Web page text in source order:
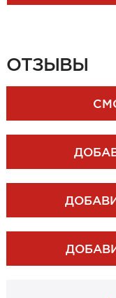
ЗАКАЗАТЬ
ОТЗЫВЫ